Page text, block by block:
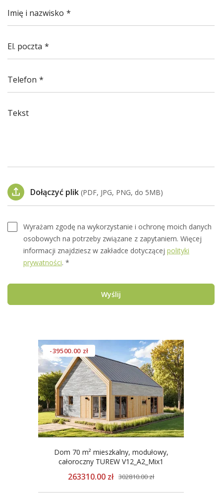
Imię i nazwisko
El. poczta
Telefon
Tekst
Dołączyć plik (PDF, JPG, PNG, do 5MB)
Wyrażam zgodę na wykorzystanie i ochronę moich danych
osobowych na potrzeby związane z zapytaniem. Więcej
informacji znajdziesz w zakładce dotyczącej polityki
prywatności. *
Wyślij
-39500.00 zł
Dom 70 m² mieszkalny, modułowy,
całoroczny TUREW V12_A2_Mix1
263310.00 zł 302810.00 zł